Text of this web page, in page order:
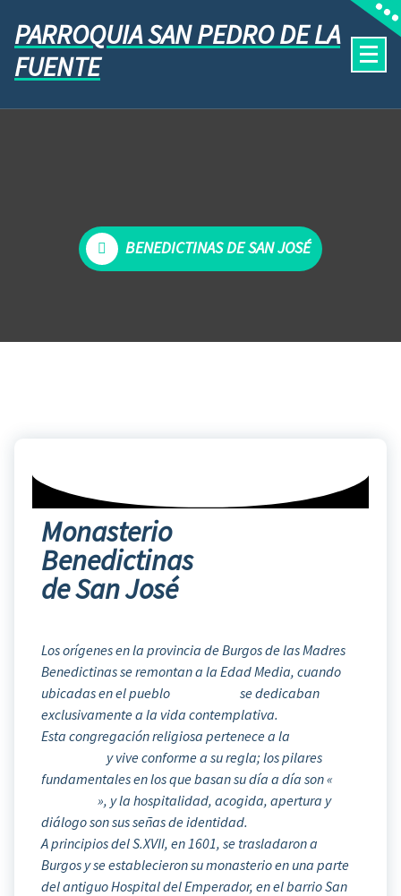
PARROQUIA SAN PEDRO DE LA
FUENTE
BENEDICTINAS DE SAN JOSÉ
Monasterio
Benedictinas
de San José
Los orígenes en la provincia de Burgos de las Madres
Benedictinas se remontan a la Edad Media, cuando
ubicadas en el pueblo
se dedicaban
exclusivamente a la vida contemplativa.
Esta congregación religiosa pertenece a la
y vive conforme a su regla; los pilares
fundamentales en los que basan su día a día son «
», y la hospitalidad, acogida, apertura y
diálogo son sus señas de identidad.
A principios del S.XVII, en 1601, se trasladaron a
Burgos y se establecieron su monasterio en una parte
del antiguo Hospital del Emperador, en el barrio San